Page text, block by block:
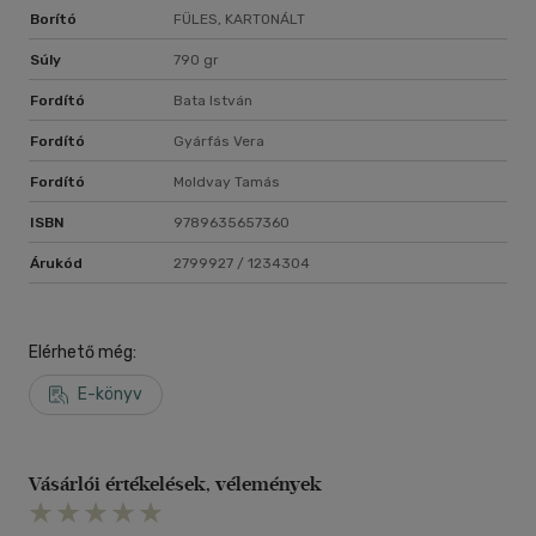
Borító FÜLES, KARTONÁLT
Súly 790 gr
Fordító Bata István
Fordító Gyárfás Vera
Fordító Moldvay Tamás
ISBN 9789635657360
Árukód 2799927 / 1234304
Elérhető még:
E-könyv
Vásárlói értékelések, vélemények